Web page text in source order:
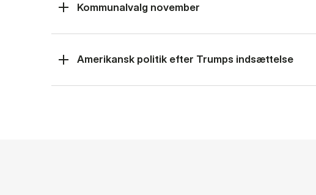
Kommunalvalg november
Amerikansk politik efter Trumps indsættelse